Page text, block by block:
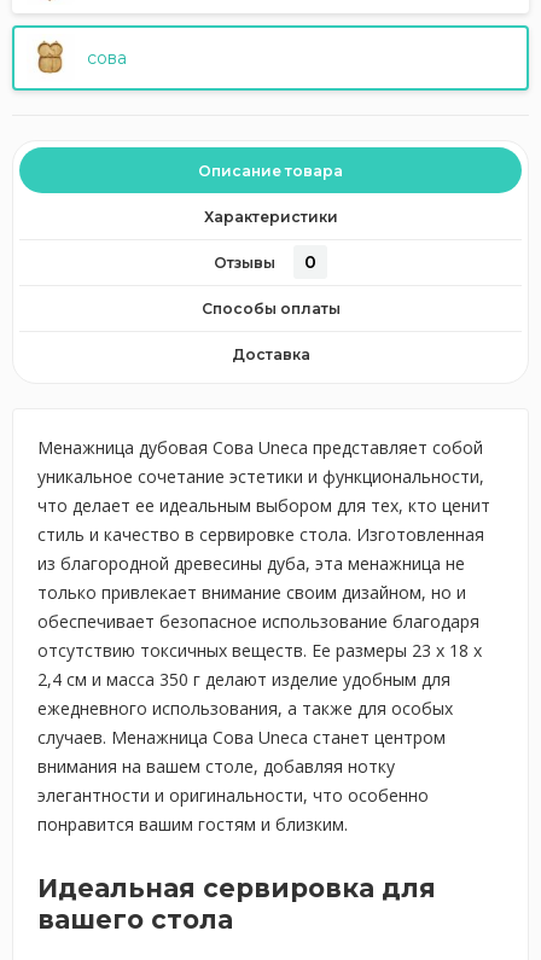
сова
Описание товара
Характеристики
Отзывы 0
Способы оплаты
Доставка
Менажница дубовая Сова Uneca представляет собой
уникальное сочетание эстетики и функциональности,
что делает ее идеальным выбором для тех, кто ценит
стиль и качество в сервировке стола. Изготовленная
из благородной древесины дуба, эта менажница не
только привлекает внимание своим дизайном, но и
обеспечивает безопасное использование благодаря
отсутствию токсичных веществ. Ее размеры 23 х 18 х
2,4 см и масса 350 г делают изделие удобным для
ежедневного использования, а также для особых
случаев. Менажница Сова Uneca станет центром
внимания на вашем столе, добавляя нотку
элегантности и оригинальности, что особенно
понравится вашим гостям и близким.
Идеальная сервировка для
вашего стола